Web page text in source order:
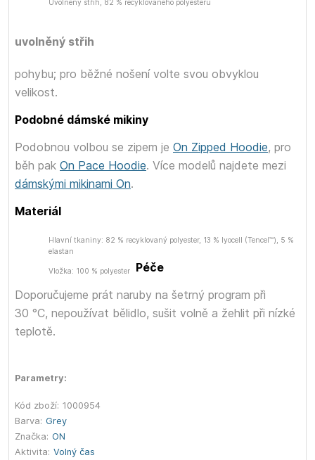
Uvolněný střih, 82 % recyklovaného polyesteru
uvolněný střih
pohybu; pro běžné nošení volte svou obvyklou
velikost.
Podobné dámské mikiny
Podobnou volbou se zipem je On Zipped Hoodie, pro
běh pak On Pace Hoodie. Více modelů najdete mezi
dámskými mikinami On.
Materiál
Hlavní tkaniny: 82 % recyklovaný polyester, 13 % lyocell (Tencel™), 5 %
elastan
Vložka: 100 % polyester
Péče
Doporučujeme prát naruby na šetrný program při
30 °C, nepoužívat bělidlo, sušit volně a žehlit při nízké
teplotě.
Parametry:
Kód zboží: 1000954
Barva: Grey
Značka: ON
Aktivita: Volný čas